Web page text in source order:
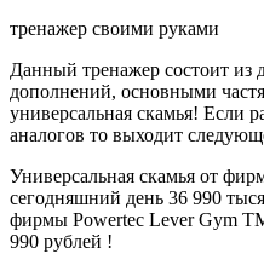
тренажер своими руками
Данный тренажер состоит из
дополнений, основными
универсальная скамья! Если
аналогов то выходит
Универсальная скамья от
сегодняшний день 36 990
фирмы Powertec Lever Gym
990 рублей !